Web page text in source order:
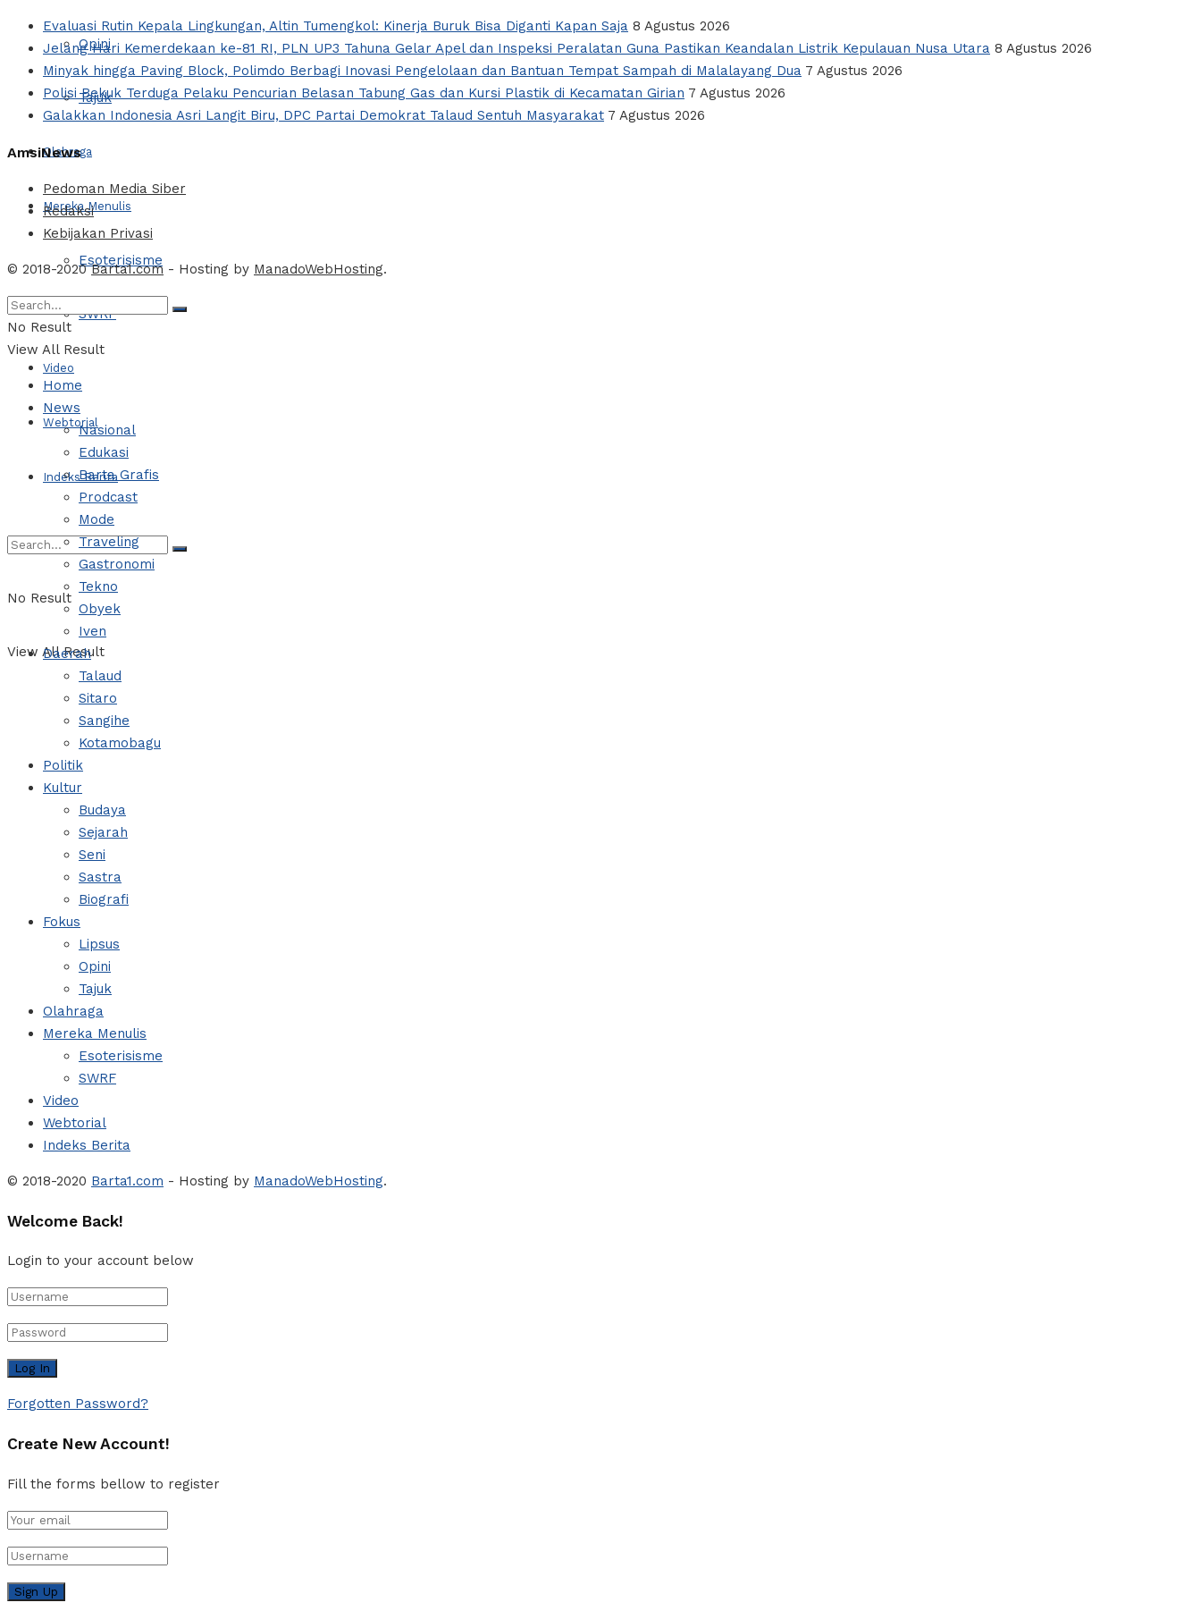
Opini
Tajuk
Olahraga
Mereka Menulis
Esoterisisme
SWRF
Video
Webtorial
Indeks Berita
No Result
View All Result
Evaluasi Rutin Kepala Lingkungan, Altin Tumengkol: Kinerja Buruk Bisa Diganti Kapan Saja 8 Agustus 2026
Jelang Hari Kemerdekaan ke-81 RI, PLN UP3 Tahuna Gelar Apel dan Inspeksi Peralatan Guna Pastikan Keandalan Listrik Kepulauan Nusa Utara 8 Agustus 2026
Minyak hingga Paving Block, Polimdo Berbagi Inovasi Pengelolaan dan Bantuan Tempat Sampah di Malalayang Dua 7 Agustus 2026
Polisi Bekuk Terduga Pelaku Pencurian Belasan Tabung Gas dan Kursi Plastik di Kecamatan Girian 7 Agustus 2026
Galakkan Indonesia Asri Langit Biru, DPC Partai Demokrat Talaud Sentuh Masyarakat 7 Agustus 2026
AmsiNews
Pedoman Media Siber
Redaksi
Kebijakan Privasi
© 2018-2020Barta1.com - Hosting by ManadoWebHosting.
No Result
View All Result
Home
News
Nasional
Edukasi
Barta Grafis
Prodcast
Mode
Traveling
Gastronomi
Tekno
Obyek
Iven
Daerah
Talaud
Sitaro
Sangihe
Kotamobagu
Politik
Kultur
Budaya
Sejarah
Seni
Sastra
Biografi
Fokus
Lipsus
Opini
Tajuk
Olahraga
Mereka Menulis
Esoterisisme
SWRF
Video
Webtorial
Indeks Berita
© 2018-2020 Barta1.com - Hosting by ManadoWebHosting.
Welcome Back!
Login to your account below
Forgotten Password?
Create New Account!
Fill the forms bellow to register